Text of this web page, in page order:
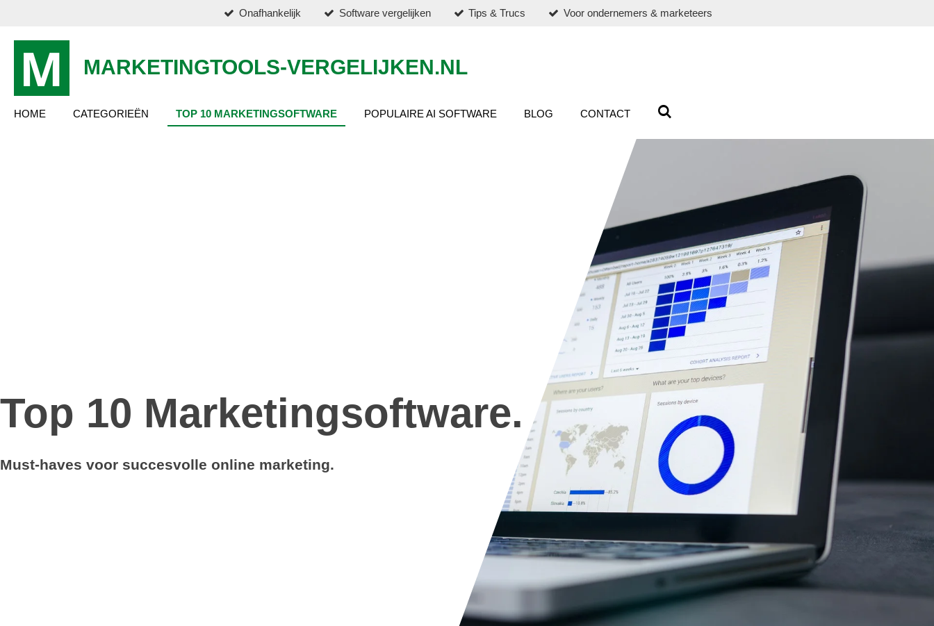
naar
hoofdinhoud
Onafhankelijk Software vergelijken Tips & Trucs Voor ondernemers & marketeers
MARKETINGTOOLS-VERGELIJKEN.NL
HOME CATEGORIEËN TOP 10 MARKETINGSOFTWARE POPULAIRE AI SOFTWARE BLOG CONTACT
Top 10 Marketingsoftware.
Must-haves voor succesvolle online marketing.